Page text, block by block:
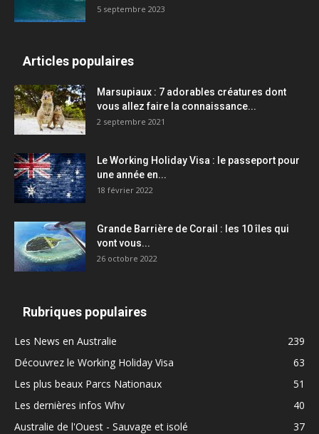
5 septembre 2023
Articles populaires
Marsupiaux : 7 adorables créatures dont
vous allez faire la connaissance...
2 septembre 2021
Le Working Holiday Visa : le passeport pour
une année en...
18 février 2022
Grande Barrière de Corail : les 10 îles qui
vont vous...
26 octobre 2022
Rubriques populaires
Les News en Australie
239
Découvrez le Working Holiday Visa
63
Les plus beaux Parcs Nationaux
51
Les dernières infos Whv
40
Australie de l'Ouest - Sauvage et isolé
37